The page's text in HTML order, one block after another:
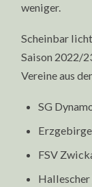
weniger.
Scheinbar
Saison 2022/
Vereine aus
SG
FSV
Hallescher